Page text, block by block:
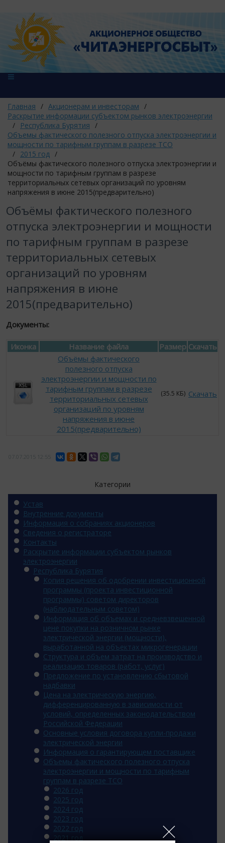
Главная / Акционерам и инвесторам /
Раскрытие информации субъектом рынков электроэнергии
/
Республика Бурятия /
Объемы фактического полезного отпуска электроэнергии и
мощности по тарифным группам в разрезе ТСО
/ 2015 год /
Объёмы фактического полезного отпуска электроэнергии и
мощности по тарифным группам в разрезе
территориальных сетевых организаций по уровням
напряжения в июне 2015(предварительно)
Объёмы фактического полезного
отпуска электроэнергии и мощности
по тарифным группам в разрезе
территориальных сетевых
организаций по уровням
напряжения в июне
2015(предварительно)
Документы:
Иконка Название файла Размер Скачать
Объёмы фактического
полезного отпуска
электроэнергии и мощности по
тарифным группам в разрезе
территориальных сетевых
организаций по уровням
напряжения в июне
2015(предварительно)
(35.5 КБ) Скачать
Категории
Устав
Внутренние документы
Информация о собраниях акционеров
Сведения о регистраторе
Контакты
Раскрытие информации субъектом рынков
электроэнергии
Республика Бурятия
Копия решения об одобрении инвестиционной
программы (проекта инвестиционной
программы) советом директоров
(наблюдательным советом)
Информация об объемах и средневзвешенной
цене покупки на розничном рынке
электрической энергии (мощности),
выработанной на объектах микрогенерации
Структура и объем затрат на производство и
реализацию товаров (работ, услуг)
Предложение по установлению сбытовой
надбавки
Цена на электрическую энергию,
дифференцированную в зависимости от
условий, определенных законодательством
Российской Федерации
Основные условия договора купли-продажи
электрической энергии
Информация о гарантирующем поставщике
Объемы фактического полезного отпуска
электроэнергии и мощности по тарифным
группам в разрезе ТСО
2026 год
2025 год
2024 год
2023 год
2022 год
2021 год